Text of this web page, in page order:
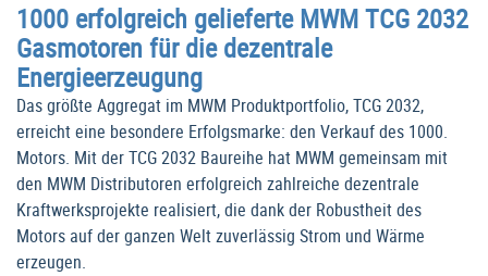
1000 erfolgreich gelieferte MWM TCG 2032
Gasmotoren für die dezentrale
Energieerzeugung
Das größte Aggregat im MWM Produktportfolio, TCG 2032,
erreicht eine besondere Erfolgsmarke: den Verkauf des 1000.
Motors. Mit der TCG 2032 Baureihe hat MWM gemeinsam mit
den MWM Distributoren erfolgreich zahlreiche dezentrale
Kraftwerksprojekte realisiert, die dank der Robustheit des
Motors auf der ganzen Welt zuverlässig Strom und Wärme
erzeugen.